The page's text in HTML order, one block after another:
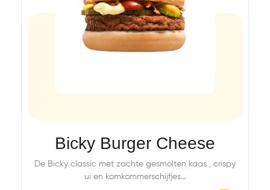
Bicky Burger Cheese
De Bicky classic met zachte gesmolten kaas , crispy
ui en komkommerschijfjes…